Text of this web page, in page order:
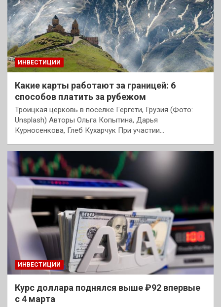
ИНВЕСТИЦИИ
Какие карты работают за границей: 6
способов платить за рубежом
Троицкая церковь в поселке Гергети, Грузия (Фото:
Unsplash) Авторы Ольга Копытина, Дарья
Курносенкова, Глеб Кухарчук При участии…
ИНВЕСТИЦИИ
Курс доллара поднялся выше ₽92 впервые
с 4 марта